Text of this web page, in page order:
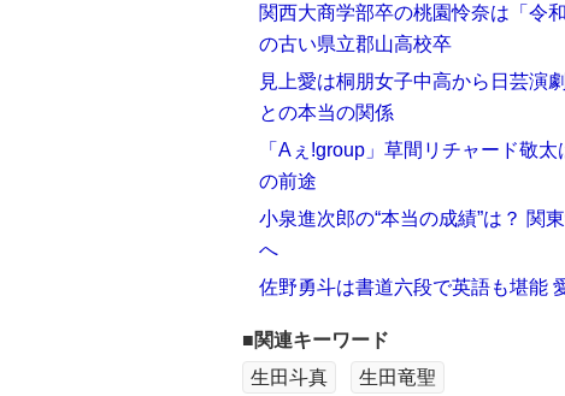
関西大商学部卒の桃園怜奈は「令
の古い県立郡山高校卒
見上愛は桐朋女子中高から日芸演
との本当の関係
「Aぇ!group」草間リチャード敬
の前途
小泉進次郎の“本当の成績”は？ 関
へ
佐野勇斗は書道六段で英語も堪能
■関連キーワード
生田斗真
生田竜聖